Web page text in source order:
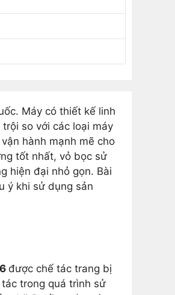
Máy có thiết kế linh
so với các loại máy
hành mạnh mẽ cho
tốt nhất, vỏ bọc sử
hiện đại nhỏ gọn. Bài
ý khi sử dụng sản
được chế tác trang bị
trong quá trình sử